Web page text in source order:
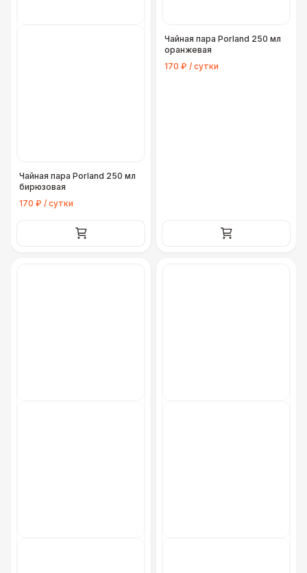
Чайная пара Porland 250 мл
бирюзовая
170 ₽ / сутки
Чайная пара Porland 250 мл
оранжевая
170 ₽ / сутки